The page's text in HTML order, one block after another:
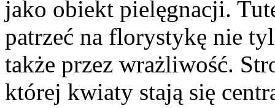
jako obiekt pielęgnacji.
patrzeć na florystykę nie
także przez wrażliwość.
której kwiaty stają się